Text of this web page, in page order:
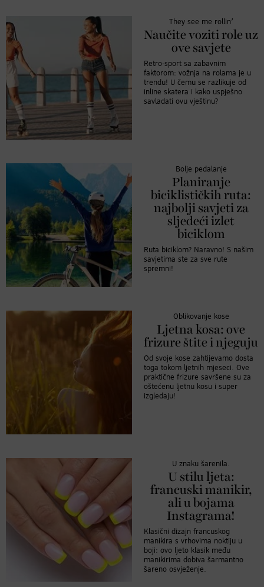
They see me rollin’
Naučite voziti role uz
ove savjete
Retro-sport sa zabavnim
faktorom: vožnja na rolama je u
trendu! U čemu se razlikuje od
inline skatera i kako uspješno
savladati ovu vještinu?
Bolje pedalanje
Planiranje
biciklističkih ruta:
najbolji savjeti za
sljedeći izlet
biciklom
Ruta biciklom? Naravno! S našim
savjetima ste za sve rute
spremni!
Oblikovanje kose
Ljetna kosa: ove
frizure štite i njeguju
Od svoje kose zahtijevamo dosta
toga tokom ljetnih mjeseci. Ove
praktične frizure savršene su za
oštećenu ljetnu kosu i super
izgledaju!
U znaku šarenila.
U stilu ljeta:
francuski manikir,
ali u bojama
Instagrama!
Klasični dizajn francuskog
manikira s vrhovima noktiju u
boji: ovo ljeto klasik među
manikirima dobiva šarmantno
šareno osvježenje.